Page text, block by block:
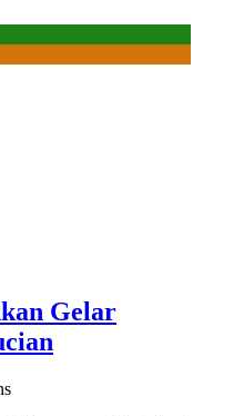
Gelar